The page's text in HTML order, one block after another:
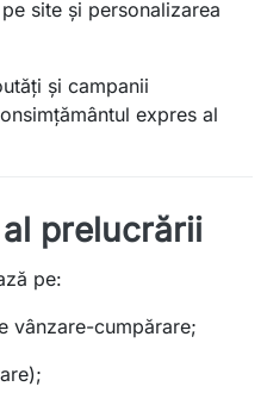
site și personalizarea
și campanii
expres al
prelucrării
pe:
vânzare-cumpărare;